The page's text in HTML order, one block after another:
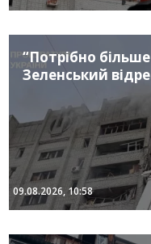
“Потрібно
Зеленський
09.08.2026, 10:58